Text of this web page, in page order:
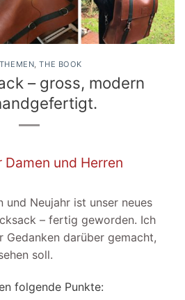
,THE BOOK
– gross, modern
und Herren
und Neujahr ist unser neues
– fertig geworden. Ich
Gedanken darüber gemacht,
soll.
folgende Punkte: